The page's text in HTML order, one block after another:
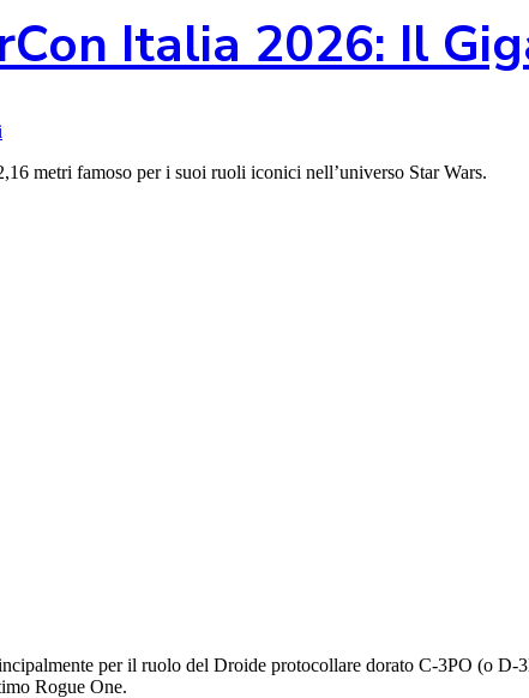
Italia 2026: Il
metri famoso per i suoi ruoli iconici nell’universo Star Wars.
per il ruolo del Droide protocollare dorato C-3PO (o
Rogue One.